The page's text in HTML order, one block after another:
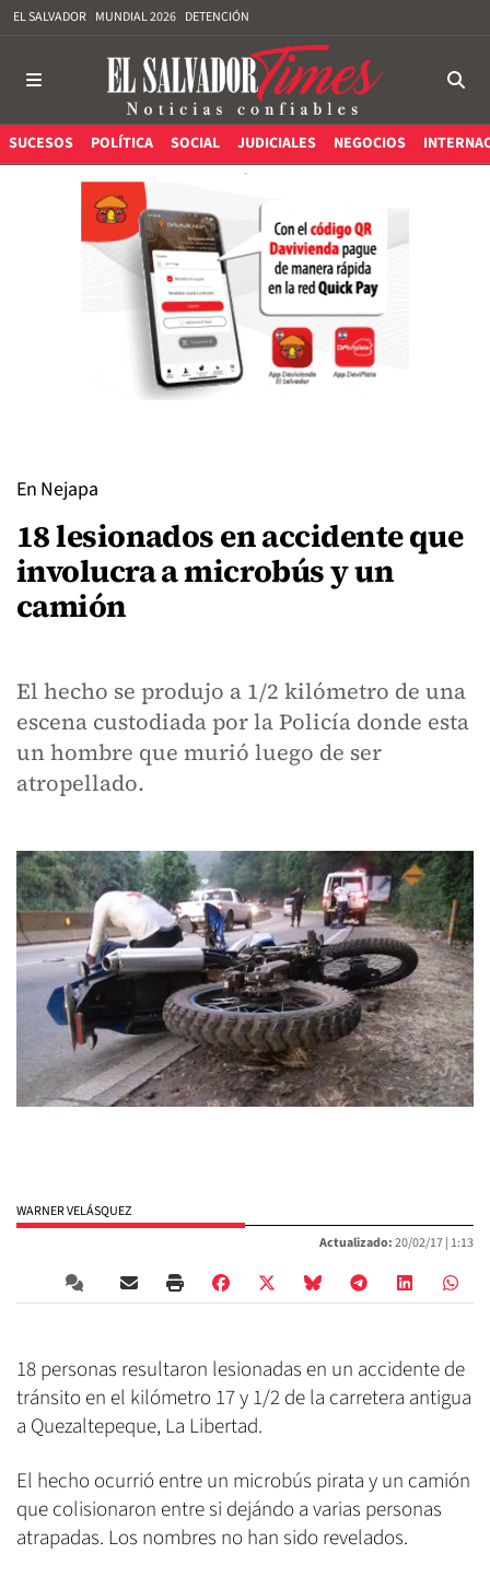
EL SALVADOR MUNDIAL 2026 DETENCIÓN
SUCESOS POLÍTICA SOCIAL JUDICIALES NEGOCIOS
En Nejapa
18 lesionados en accidente que
involucra a microbús y un
camión
El hecho se produjo a 1/2 kilómetro de una
escena custodiada por la Policía donde esta
un hombre que murió luego de ser
atropellado.
WARNER VELÁSQUEZ
Actualizado:20/02/17 | 1:13
18 personas resultaron lesionadas en un accidente de
tránsito en el kilómetro 17 y 1/2 de la carretera antigua
a Quezaltepeque, La Libertad.
El hecho ocurrió entre un microbús pirata y un camión
que colisionaron entre si dejándo a varias personas
atrapadas. Los nombres no han sido revelados.